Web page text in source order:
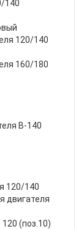
140
120/140
160/180
В-140
120/140
двигателя
(поз.10)